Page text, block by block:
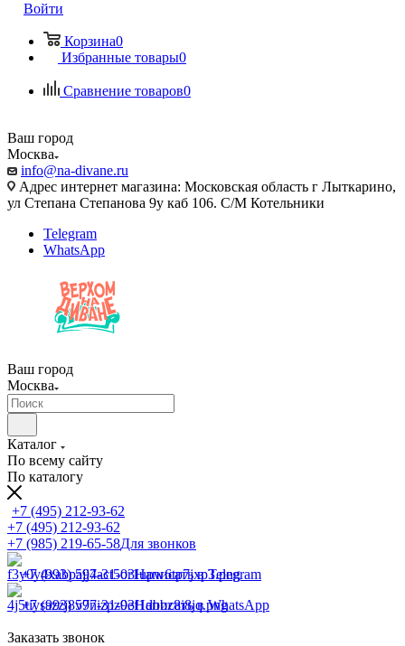
Войти
Корзина0
Избранные товары0
Сравнение товаров0
Ваш город
Москва
info@na-divane.ru
Адрес интернет магазина: Московская область г Лыткарино,
ул Степана Степанова 9у каб 106. С/М Котельники
Telegram
WhatsApp
Ваш город
Москва
Каталог
По всему сайту
По каталогу
+7 (495) 212-93-62
+7 (495) 212-93-62
+7 (985) 219-65-58Для звонков
+7 (993) 597-31-03Написать в Telegram
+7 (993) 597-31-03Написать в WhatsApp
Заказать звонок